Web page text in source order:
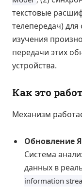
текстовые
телепередач)
изучения
передачи этих
устройства.
Как это
Механизм
Обновление
Система
данных в
information